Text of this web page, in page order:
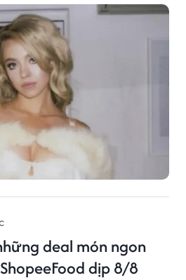
deal món ngon
dịp 8/8